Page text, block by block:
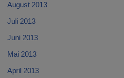
August 2013
Juli 2013
Juni 2013
Mai 2013
April 2013